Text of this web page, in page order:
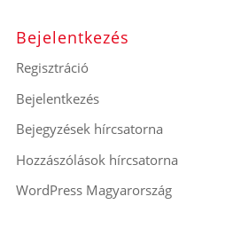
Bejelentkezés
Regisztráció
Bejelentkezés
Bejegyzések hírcsatorna
Hozzászólások hírcsatorna
WordPress Magyarország